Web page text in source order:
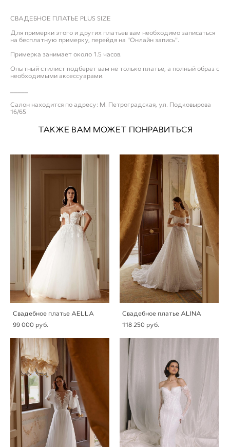
СВАДЕБНОЕ ПЛАТЬЕ PLUS SIZE
Для примерки этого и других платьев вам необходимо записаться
на бесплатную примерку, перейдя на "Онлайн запись".
Примерка занимает около 1.5 часов.
Опытный стилист подберет вам не только платье, а полный образ с
необходимыми аксессуарами.
Салон находится по адресу: М. Петроградская, ул. Подковырова
16/65
ТАКЖЕ ВАМ МОЖЕТ ПОНРАВИТЬСЯ
Свадебное платье AELLA
99 000 pуб.
Свадебное платье ALINA
118 250 pуб.